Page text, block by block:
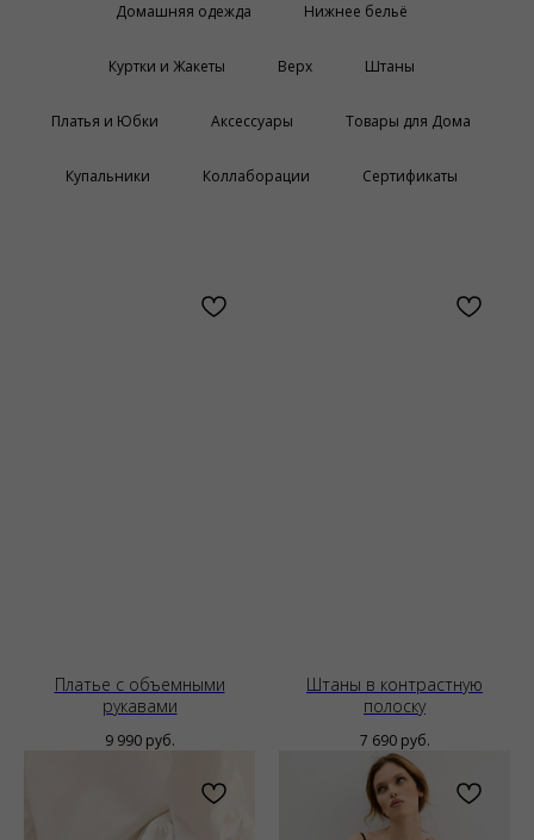
Домашняя одежда Нижнее бельё
Куртки и Жакеты Верх Штаны
Платья и Юбки Аксессуары Товары для Дома
Купальники Коллаборации Сертификаты
Платье с объемными
рукавами
9 990 руб.
Штаны в контрастную
полоску
7 690 руб.